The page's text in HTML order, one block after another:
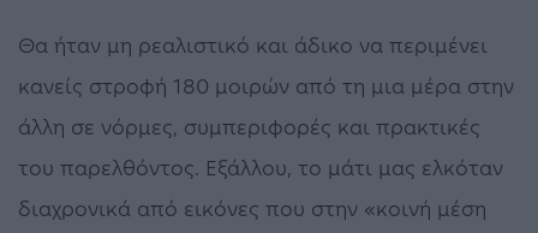
Θα ήταν μη ρεαλιστικό και άδικο να περιμένει
κανείς στροφή 180 μοιρών από τη μια μέρα στην
άλλη σε νόρμες, συμπεριφορές και πρακτικές
του παρελθόντος. Εξάλλου, το μάτι μας ελκόταν
διαχρονικά από εικόνες που στην «κοινή μέση